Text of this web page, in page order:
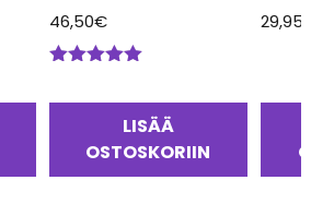
46,50€
LISÄÄ
OSTOSKORIIN
29,95